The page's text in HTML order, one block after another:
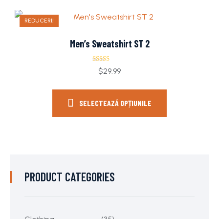
REDUCERI!
Men’s Sweatshirt ST 2
Evaluat la
5.00
$29.99
SELECTEAZĂ OPȚIUNILE
PRODUCT CATEGORIES